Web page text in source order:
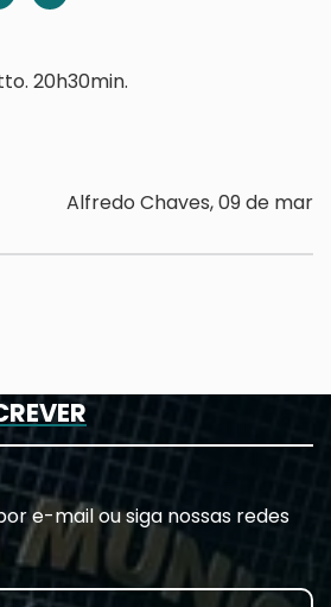
20h30min.
Alfredo Chaves, 09 de mar
e-mail ou siga nossas redes